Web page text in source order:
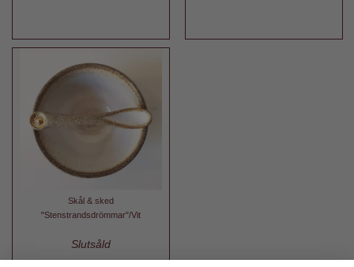
Skål & sked
"Stenstrandsdrömmar"/Vit
Slutsåld